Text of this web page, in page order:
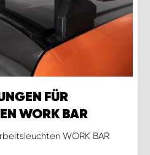
FÜR
WORK BAR
WORK BAR